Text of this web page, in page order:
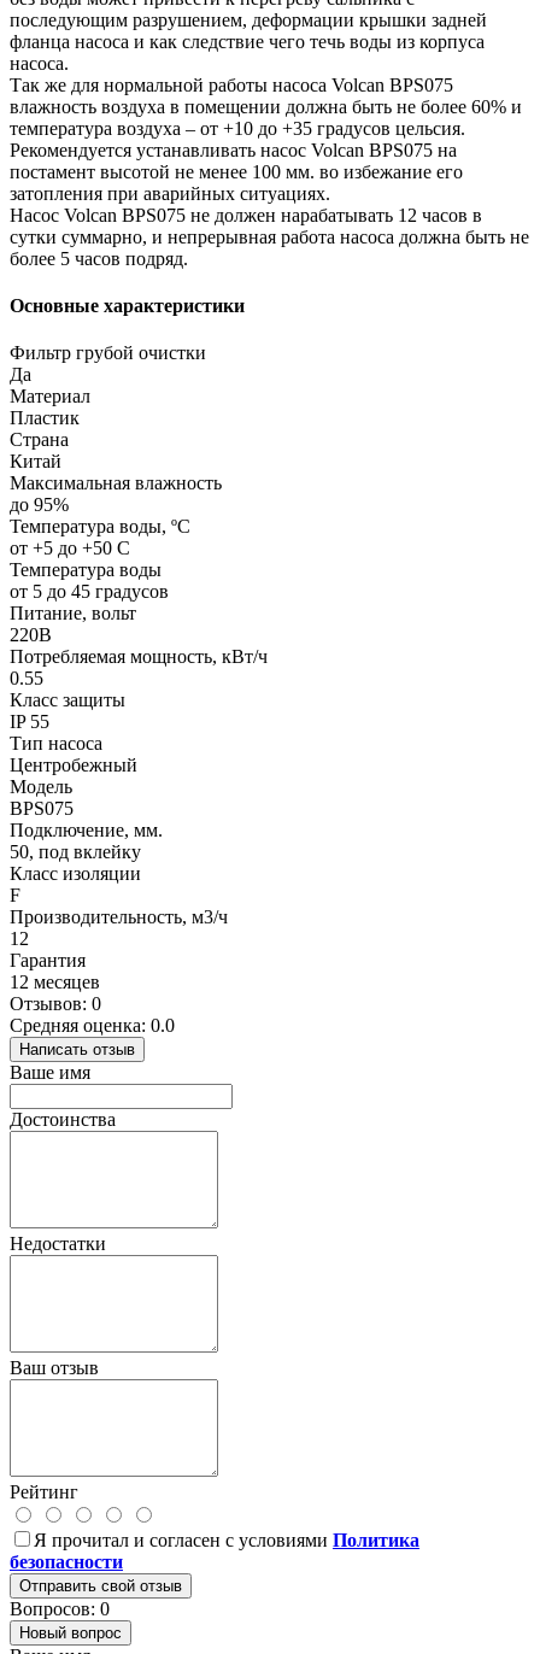
последующим разрушением, деформации крышки задней
фланца насоса и как следствие чего течь воды из корпуса
насоса.
Так же для нормальной работы насоса Volcan BPS075
влажность воздуха в помещении должна быть не более 60% и
температура воздуха – от +10 до +35 градусов цельсия.
Рекомендуется устанавливать насос Volcan BPS075 на
постамент высотой не менее 100 мм. во избежание его
затопления при аварийных ситуациях.
Насос Volcan BPS075 не должен нарабатывать 12 часов в
сутки суммарно, и непрерывная работа насоса должна быть не
более 5 часов подряд.
Основные характеристики
Фильтр грубой очистки
Да
Материал
Пластик
Страна
Китай
Максимальная влажность
до 95%
Температура воды, ºС
от +5 до +50 С
Температура воды
от 5 до 45 градусов
Питание, вольт
220В
Потребляемая мощность, кВт/ч
0.55
Класс защиты
IP 55
Тип насоса
Центробежный
Модель
BPS075
Подключение, мм.
50, под вклейку
Класс изоляции
F
Производительность, м3/ч
12
Гарантия
12 месяцев
Отзывов: 0
Средняя оценка: 0.0
Написать отзыв
Ваше имя
Достоинства
Недостатки
Ваш отзыв
Рейтинг
Я прочитал и согласен с условиями Политика
безопасности
Отправить свой отзыв
Вопросов: 0
Новый вопрос